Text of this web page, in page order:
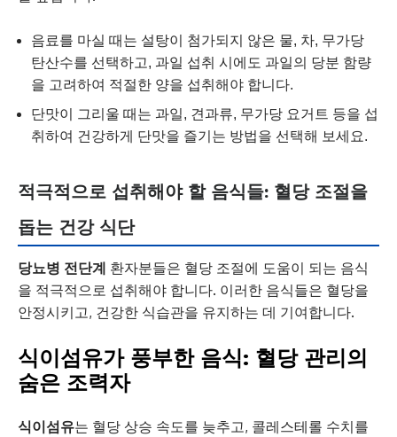
음료를 마실 때는 설탕이 첨가되지 않은 물, 차, 무가당
탄산수를 선택하고, 과일 섭취 시에도 과일의 당분 함량
을 고려하여 적절한 양을 섭취해야 합니다.
단맛이 그리울 때는 과일, 견과류, 무가당 요거트 등을 섭
취하여 건강하게 단맛을 즐기는 방법을 선택해 보세요.
적극적으로 섭취해야 할 음식들: 혈당 조절을
돕는 건강 식단
당뇨병 전단계 환자분들은 혈당 조절에 도움이 되는 음식
을 적극적으로 섭취해야 합니다. 이러한 음식들은 혈당을
안정시키고, 건강한 식습관을 유지하는 데 기여합니다.
식이섬유가 풍부한 음식: 혈당 관리의
숨은 조력자
식이섬유는 혈당 상승 속도를 늦추고, 콜레스테롤 수치를